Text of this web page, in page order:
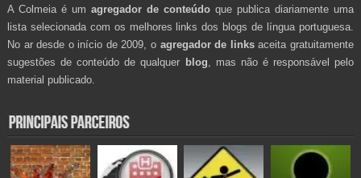
A Colmeia é um agregador de conteúdo que publica diariamente uma
lista selecionada com os melhores links dos blogs de língua portuguesa.
No ar desde o início de 2009, o agregador de linksaceita gratuitamente
sugestões de conteúdo de qualquer blog , mas não é responsável pelo
material publicado.